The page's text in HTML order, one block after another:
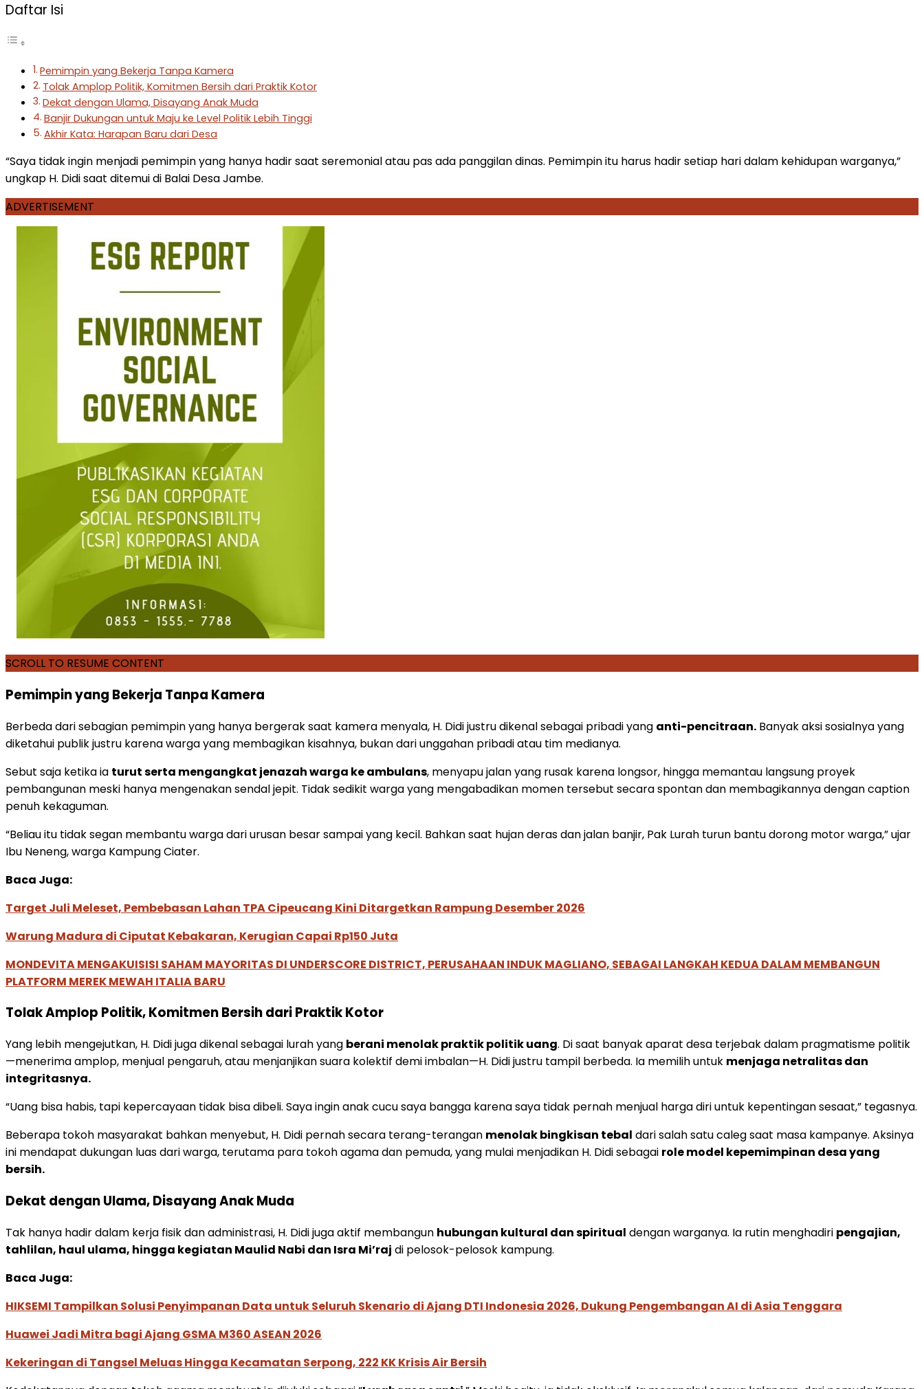
Daftar Isi
Pemimpin yang Bekerja Tanpa Kamera
Tolak Amplop Politik, Komitmen Bersih dari Praktik Kotor
Dekat dengan Ulama, Disayang Anak Muda
Banjir Dukungan untuk Maju ke Level Politik Lebih Tinggi
Akhir Kata: Harapan Baru dari Desa
“Saya tidak ingin menjadi pemimpin yang hanya hadir saat seremonial atau pas ada panggilan dinas. Pemimpin itu harus hadir setiap hari dalam kehidupan warganya,”
ungkap H. Didi saat ditemui di Balai Desa Jambe.
ADVERTISEMENT
SCROLL TO RESUME CONTENT
Pemimpin yang Bekerja Tanpa Kamera
Berbeda dari sebagian pemimpin yang hanya bergerak saat kamera menyala, H. Didi justru dikenal sebagai pribadi yang anti-pencitraan. Banyak aksi sosialnya yang
diketahui publik justru karena warga yang membagikan kisahnya, bukan dari unggahan pribadi atau tim medianya.
Sebut saja ketika ia turut serta mengangkat jenazah warga ke ambulans, menyapu jalan yang rusak karena longsor, hingga memantau langsung proyek
pembangunan meski hanya mengenakan sendal jepit. Tidak sedikit warga yang mengabadikan momen tersebut secara spontan dan membagikannya dengan caption
penuh kekaguman.
“Beliau itu tidak segan membantu warga dari urusan besar sampai yang kecil. Bahkan saat hujan deras dan jalan banjir, Pak Lurah turun bantu dorong motor warga,” ujar
Ibu Neneng, warga Kampung Ciater.
Baca Juga:
Target Juli Meleset, Pembebasan Lahan TPA Cipeucang Kini Ditargetkan Rampung Desember 2026
Warung Madura di Ciputat Kebakaran, Kerugian Capai Rp150 Juta
MONDEVITA MENGAKUISISI SAHAM MAYORITAS DI UNDERSCORE DISTRICT, PERUSAHAAN INDUK MAGLIANO, SEBAGAI LANGKAH KEDUA DALAM MEMBANGUN
PLATFORM MEREK MEWAH ITALIA BARU
Tolak Amplop Politik, Komitmen Bersih dari Praktik Kotor
Yang lebih mengejutkan, H. Didi juga dikenal sebagai lurah yang berani menolak praktik politik uang. Di saat banyak aparat desa terjebak dalam pragmatisme politik
—menerima amplop, menjual pengaruh, atau menjanjikan suara kolektif demi imbalan—H. Didi justru tampil berbeda. Ia memilih untuk menjaga netralitas dan
integritasnya.
“Uang bisa habis, tapi kepercayaan tidak bisa dibeli. Saya ingin anak cucu saya bangga karena saya tidak pernah menjual harga diri untuk kepentingan sesaat,” tegasnya.
Beberapa tokoh masyarakat bahkan menyebut, H. Didi pernah secara terang-terangan menolak bingkisan tebal dari salah satu caleg saat masa kampanye. Aksinya
ini mendapat dukungan luas dari warga, terutama para tokoh agama dan pemuda, yang mulai menjadikan H. Didi sebagai role model kepemimpinan desa yang
bersih.
Dekat dengan Ulama, Disayang Anak Muda
Tak hanya hadir dalam kerja fisik dan administrasi, H. Didi juga aktif membangun hubungan kultural dan spiritual dengan warganya. Ia rutin menghadiri pengajian,
tahlilan, haul ulama, hingga kegiatan Maulid Nabi dan Isra Mi’raj di pelosok-pelosok kampung.
Baca Juga:
HIKSEMI Tampilkan Solusi Penyimpanan Data untuk Seluruh Skenario di Ajang DTI Indonesia 2026, Dukung Pengembangan AI di Asia Tenggara
Huawei Jadi Mitra bagi Ajang GSMA M360 ASEAN 2026
Kekeringan di Tangsel Meluas Hingga Kecamatan Serpong, 222 KK Krisis Air Bersih